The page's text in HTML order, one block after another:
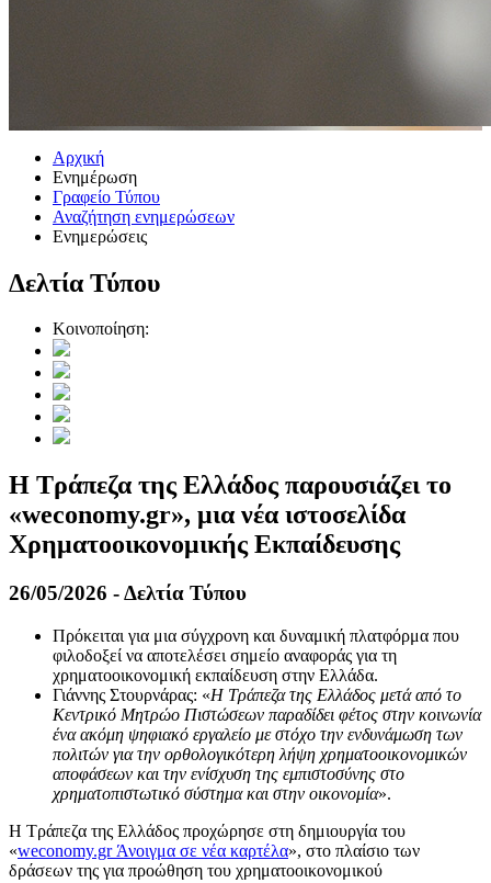
Αρχική
Ενημέρωση
Γραφείο Τύπου
Αναζήτηση ενημερώσεων
Ενημερώσεις
Δελτία Τύπου
Κοινοποίηση:
Η Τράπεζα της Ελλάδος παρουσιάζει το
«weconomy.gr», μια νέα ιστοσελίδα
Χρηματοοικονομικής Εκπαίδευσης
26/05/2026 - Δελτία Τύπου
Πρόκειται για μια σύγχρονη και δυναμική πλατφόρμα που
φιλοδοξεί να αποτελέσει σημείο αναφοράς για τη
χρηματοοικονομική εκπαίδευση στην Ελλάδα.
Γιάννης Στουρνάρας: «Η Τράπεζα της Ελλάδος μετά από το
Κεντρικό Μητρώο Πιστώσεων παραδίδει φέτος στην κοινωνία
ένα ακόμη ψηφιακό εργαλείο με στόχο την ενδυνάμωση των
πολιτών για την ορθολογικότερη λήψη χρηματοοικονομικών
αποφάσεων και την ενίσχυση της εμπιστοσύνης στο
χρηματοπιστωτικό σύστημα και στην οικονομία».
H Τράπεζα της Ελλάδος προχώρησε στη δημιουργία του
«weconomy.grΆνοιγμα σε νέα καρτέλα», στο πλαίσιο των
δράσεων της για προώθηση του χρηματοοικονομικού